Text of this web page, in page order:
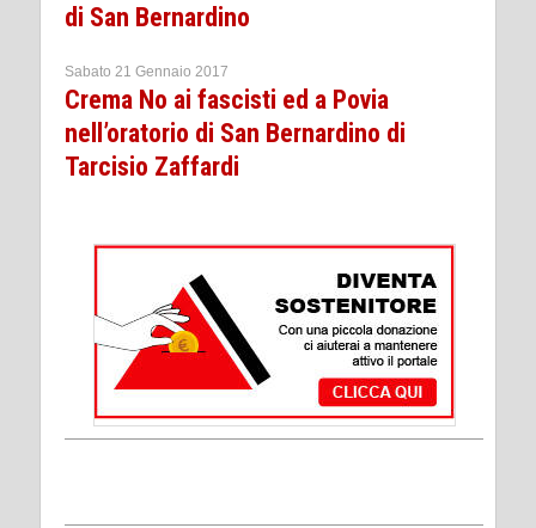
di San Bernardino
Sabato 21 Gennaio 2017
Crema No ai fascisti ed a Povia
nell’oratorio di San Bernardino di
Tarcisio Zaffardi